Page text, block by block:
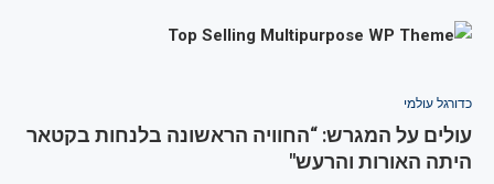
כדורגל עולמי
עולים על המגרש: “החוויה הראשונה בלנחות בקטאר
היתה האורות והרעש"